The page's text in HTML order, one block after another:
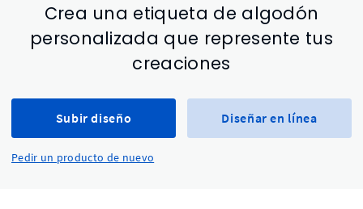
Crea una etiqueta de algodón
personalizada que represente tus
creaciones
Subir diseño Diseñar en línea
Pedir un producto de nuevo